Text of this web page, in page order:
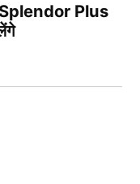
Splendor Plus